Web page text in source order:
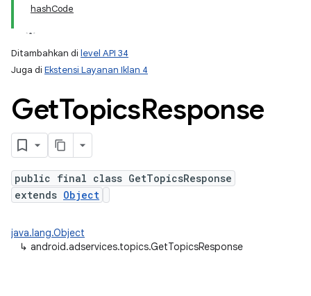
hashCode
Ditambahkan di level API 34
Juga di Ekstensi Layanan Iklan 4
GetTopicsResponse
public final class GetTopicsResponse
extends Object
java.lang.Object
↳ android.adservices.topics.GetTopicsResponse